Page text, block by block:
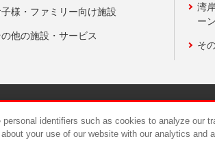
子様・ファミリー向け施設
の他の施設・サービス
湾
ー
そ
personal identifiers such as cookies to analyze our
your use of our website with our analytics and